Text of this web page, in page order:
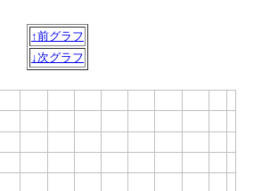
↑前グラフ
↓次グラフ